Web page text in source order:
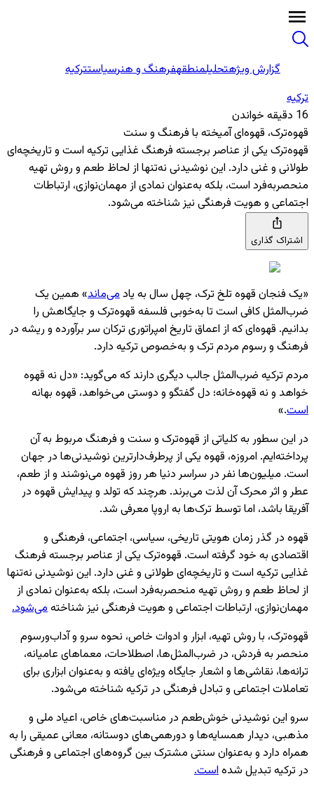
گزارش ویژهتحلیلمنطقهفرهنگ و هنرسیاستترکیه
ترکیه
16 دقیقه خواندن
قهوه‌ترک، قهوه‌ای آمیخته با فرهنگ و سنت
قهوه‌ترک یکی از عناصر برجسته فرهنگ غذایی ترکیه است و تاریخچه‌ای
طولانی و غنی دارد. این نوشیدنی نه‌تنها از لحاظ طعم و روش تهیه
منحصربه‌فرد است، بلکه به‌عنوان نمادی از مهمان‌نوازی، ارتباطات
اجتماعی و هویت فرهنگی نیز شناخته می‌شود.
اشتراک گذاری
«یک فنجان قهوه تلخ ترک، چهل سال به یادمی‌ماند» همین یک
ضرب‌المثل کافی است تا به‌خوبی فلسفه قهوه‌ترک و جایگاهش را
بدانیم. قهوه‌ای که از اعماق تاریخ امپراتوری ترکان سر برآورده و ریشه در
فرهنگ و رسوم مردم ترک و به‌خصوص ترکیه دارد.
مردم ترکیه ضرب‌المثل جالب دیگری دارند که می‌گوید: «دل نه قهوه
‌خواهد و نه قهوه‌خانه؛ دل گفتگو و دوستی می‌خواهد، قهوه بهانه
است.»
در این سطور به کلیاتی از قهوه‌ترک و سنت و فرهنگ مربوط به آن
پرداخته‌ایم. امروزه، قهوه یکی از پرطرف‌دارترین نوشیدنی‌ها در جهان
است. میلیون‌ها نفر در سراسر دنیا هر روز قهوه می‌نوشند و از طعم،
عطر و اثر محرک آن لذت می‌برند. هرچند که تولد و پیدایش قهوه در
آفریقا باشد، اما توسط ترک‌ها به اروپا معرفی شد.
قهوه در گذر زمان هویتی تاریخی، سیاسی، اجتماعی، فرهنگی و
اقتصادی به خود گرفته است. قهوه‌ترک یکی از عناصر برجسته فرهنگ
غذایی ترکیه است و تاریخچه‌ای طولانی و غنی دارد. این نوشیدنی نه‌تنها
از لحاظ طعم و روش تهیه منحصربه‌فرد است، بلکه به‌عنوان نمادی از
مهمان‌نوازی، ارتباطات اجتماعی و هویت فرهنگی نیز شناختهمی‌شود.
قهوه‌ترک، با روش تهیه، ابزار و ادوات خاص، نحوه سرو و آداب‌ورسوم
منحصر به فردش، در ضرب‌المثل‌ها، اصطلاحات، معماهای عامیانه،
ترانه‌ها، نقاشی‌ها و اشعار جایگاه ویژه‌ای یافته و به‌عنوان ابزاری برای
تعاملات اجتماعی و تبادل فرهنگی در ترکیه شناخته می‌شود.
سرو این نوشیدنی خوش‌طعم در مناسبت‌های خاص، اعیاد ملی و
مذهبی، دیدار همسایه‌ها و دورهمی‌های دوستانه، معانی عمیقی را به
همراه دارد و به‌عنوان سنتی مشترک بین گروه‌های اجتماعی و فرهنگی
در ترکیه تبدیل شدهاست.